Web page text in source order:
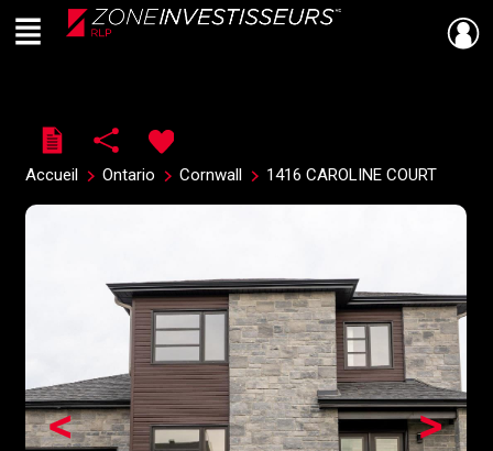
Live
En Direct
Menu
Accueil Ontario Cornwall 1416 CAROLINE COURT
>
<